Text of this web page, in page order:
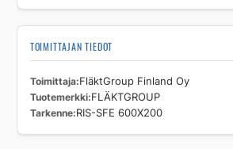
TOIMITTAJAN TIEDOT
Toimittaja FläktGroup Finland Oy
Tuotemerkki FLÄKTGROUP
Tarkenne RIS-SFE 600X200